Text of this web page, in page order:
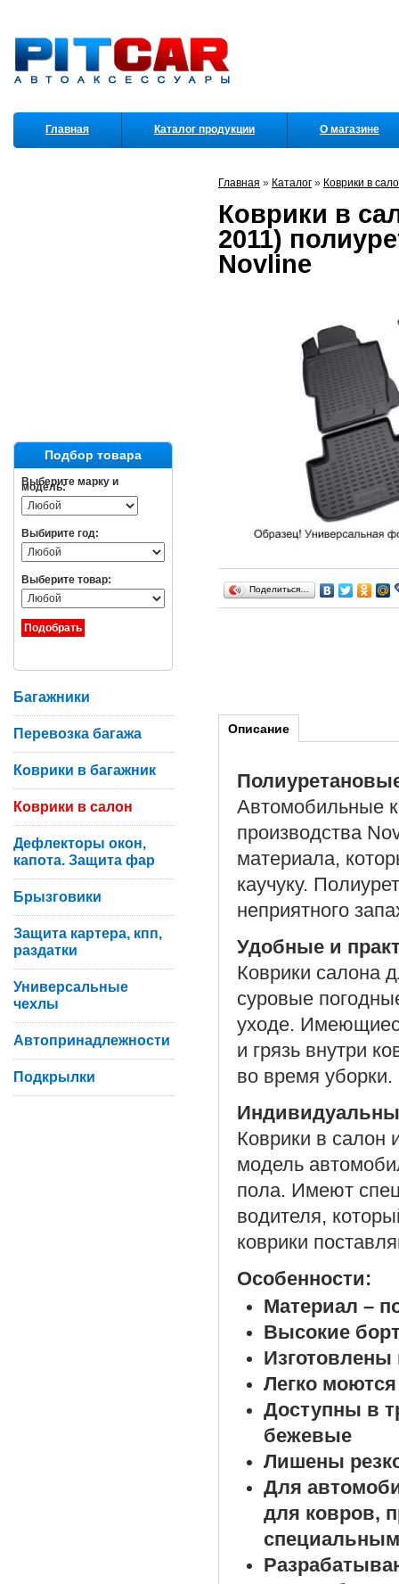
Главная » Каталог » Коврики в
Коврики в
2011)
Novline
Поделиться…
Описание
Автомобильные
производства
материала,
каучуку.
неприятного
Удобные и
Коврики салона
суровые
уходе.
и грязь внутри
во время уборки.
Коврики в салон
модель
пола. Имеют
водителя,
коврики
Особенности:
Материал –
Высокие
Изготовлены
Легко моются
Доступны в
бежевые
Лишены
Для
для ковров,
Главная Каталог продукции О магазине
Подбор товара
Выберите марку и
модель:
Выбирите год:
Выберите товар:
Багажники
Перевозка багажа
Коврики в багажник
Коврики в салон
Дефлекторы окон,
капота. Защита фар
Брызговики
Защита картера, кпп,
раздатки
Универсальные
чехлы
Автопринадлежности
Подкрылки